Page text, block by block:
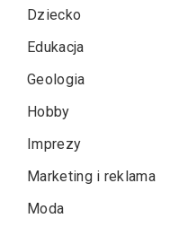
Dziecko
Edukacja
Geologia
Hobby
Imprezy
Marketing i reklama
Moda